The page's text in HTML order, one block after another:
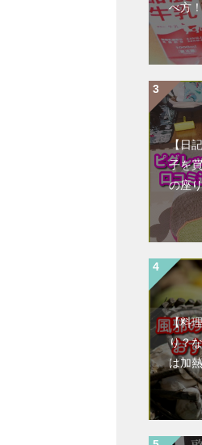
べ方！
【日
子を
の座
【料
り？
は加